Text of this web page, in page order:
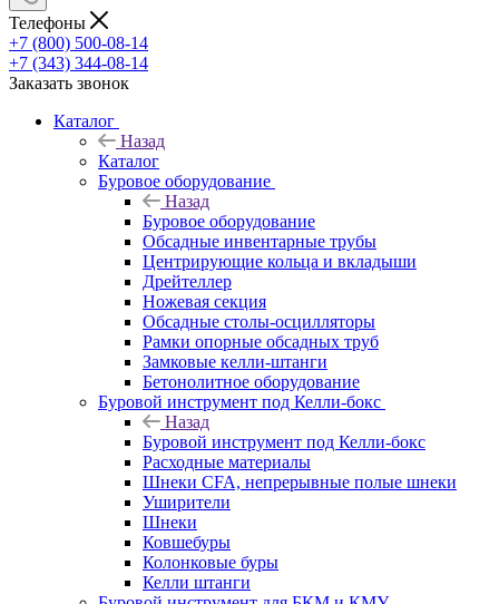
Телефоны
+7 (800) 500-08-14
+7 (343) 344-08-14
Заказать звонок
Каталог
Назад
Каталог
Буровое оборудование
Назад
Буровое оборудование
Обсадные инвентарные трубы
Центрирующие кольца и вкладыши
Дрейтеллер
Ножевая секция
Обсадные столы-осцилляторы
Рамки опорные обсадных труб
Замковые келли-штанги
Бетонолитное оборудование
Буровой инструмент под Келли-бокс
Назад
Буровой инструмент под Келли-бокс
Расходные материалы
Шнеки CFA, непрерывные полые шнеки
Уширители
Шнеки
Ковшебуры
Колонковые буры
Келли штанги